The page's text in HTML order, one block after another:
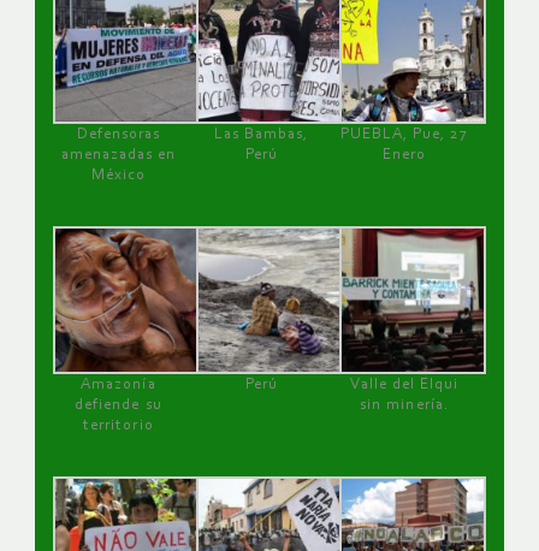
Defensoras
amenazadas en
México
Las Bambas,
Perú
PUEBLA, Pue, 27
Enero
Amazonía
defiende su
territorio
Perú
Valle del Elqui
sin minería.